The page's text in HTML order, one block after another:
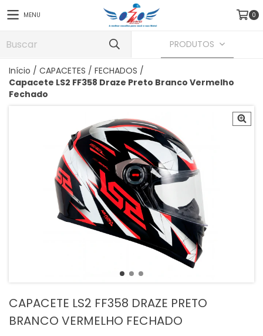
MENU 0
PRODUTOS
Início / CAPACETES / FECHADOS /
Capacete LS2 FF358 Draze Preto Branco Vermelho
Fechado
CAPACETE LS2 FF358 DRAZE PRETO
BRANCO VERMELHO FECHADO